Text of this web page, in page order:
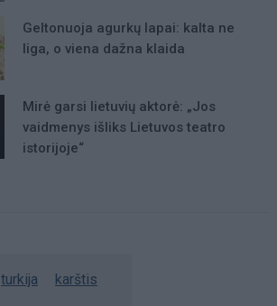
Geltonuoja agurkų lapai: kalta ne
liga, o viena dažna klaida
Mirė garsi lietuvių aktorė: „Jos
vaidmenys išliks Lietuvos teatro
istorijoje“
turkija karštis